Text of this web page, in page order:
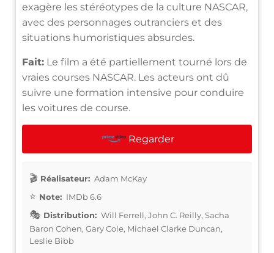
exagère les stéréotypes de la culture NASCAR,
avec des personnages outranciers et des
situations humoristiques absurdes.
Fait: Le film a été partiellement tourné lors de
vraies courses NASCAR. Les acteurs ont dû
suivre une formation intensive pour conduire
les voitures de course.
Regarder
Réalisateur: Adam McKay
Note: IMDb 6.6
Distribution: Will Ferrell, John C. Reilly, Sacha
Baron Cohen, Gary Cole, Michael Clarke Duncan,
Leslie Bibb